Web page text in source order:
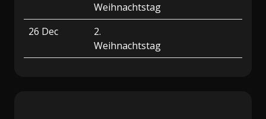
Weihnachtstag
26 Dec
2.
Weihnachtstag